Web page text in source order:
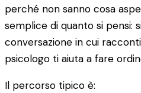
perché non sanno cosa
semplice di quanto si pensi:
conversazione in cui
psicologo ti aiuta a fare
Il percorso tipico è: